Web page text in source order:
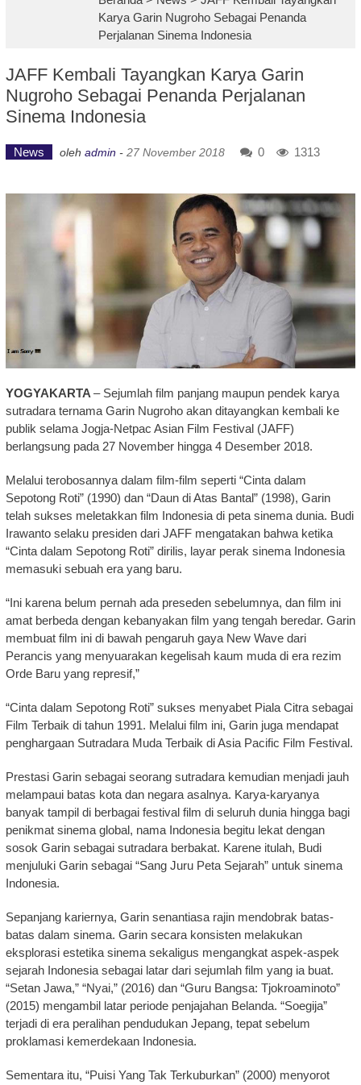
Karya Garin Nugroho Sebagai Penanda
Perjalanan Sinema Indonesia
JAFF Kembali Tayangkan Karya Garin
Nugroho Sebagai Penanda Perjalanan
Sinema Indonesia
News oleh admin - 27 November 2018 0 1313
YOGYAKARTA – Sejumlah film panjang maupun pendek karya
sutradara ternama Garin Nugroho akan ditayangkan kembali ke
publik selama Jogja-Netpac Asian Film Festival (JAFF)
berlangsung pada 27 November hingga 4 Desember 2018.
Melalui terobosannya dalam film-film seperti “Cinta dalam
Sepotong Roti” (1990) dan “Daun di Atas Bantal” (1998), Garin
telah sukses meletakkan film Indonesia di peta sinema dunia. Budi
Irawanto selaku presiden dari JAFF mengatakan bahwa ketika
“Cinta dalam Sepotong Roti” dirilis, layar perak sinema Indonesia
memasuki sebuah era yang baru.
“Ini karena belum pernah ada preseden sebelumnya, dan film ini
amat berbeda dengan kebanyakan film yang tengah beredar. Garin
membuat film ini di bawah pengaruh gaya New Wave dari
Perancis yang menyuarakan kegelisah kaum muda di era rezim
Orde Baru yang represif,”
“Cinta dalam Sepotong Roti” sukses menyabet Piala Citra sebagai
Film Terbaik di tahun 1991. Melalui film ini, Garin juga mendapat
penghargaan Sutradara Muda Terbaik di Asia Pacific Film Festival.
Prestasi Garin sebagai seorang sutradara kemudian menjadi jauh
melampaui batas kota dan negara asalnya. Karya-karyanya
banyak tampil di berbagai festival film di seluruh dunia hingga bagi
penikmat sinema global, nama Indonesia begitu lekat dengan
sosok Garin sebagai sutradara berbakat. Karene itulah, Budi
menjuluki Garin sebagai “Sang Juru Peta Sejarah” untuk sinema
Indonesia.
Sepanjang kariernya, Garin senantiasa rajin mendobrak batas-
batas dalam sinema. Garin secara konsisten melakukan
eksplorasi estetika sinema sekaligus mengangkat aspek-aspek
sejarah Indonesia sebagai latar dari sejumlah film yang ia buat.
“Setan Jawa,” “Nyai,” (2016) dan “Guru Bangsa: Tjokroaminoto”
(2015) mengambil latar periode penjajahan Belanda. “Soegija”
terjadi di era peralihan pendudukan Jepang, tepat sebelum
proklamasi kemerdekaan Indonesia.
Sementara itu, “Puisi Yang Tak Terkuburkan” (2000) menyorot